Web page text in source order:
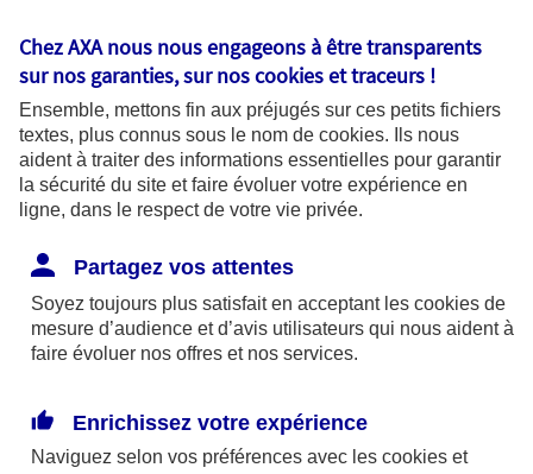
L'utilisation de vos données
AXA France utilise vos données dans le
cadre de finalités se fondant sur les bases
Bases légales
Finalités
Chez AXA nous nous engageons à être transparents
sur nos garanties, sur noscookies et traceurs !
Ensemble, mettons fin aux préjugés sur ces petits fichiers
textes, plus connus sous le nom de cookies. Ils nous
aident à traiter des informations essentielles pour garantir
la sécurité du site et faire évoluer votre expérience en
ligne, dans le respect de votre vie privée.
Partagez vos attentes
Soyez toujours plus satisfait en acceptant les cookies de
mesure d’audience et d’avis utilisateurs qui nous aident à
faire évoluer nos offres et nos services.
Enrichissez votre expérience
Naviguez selon vos préférences avec les cookies et